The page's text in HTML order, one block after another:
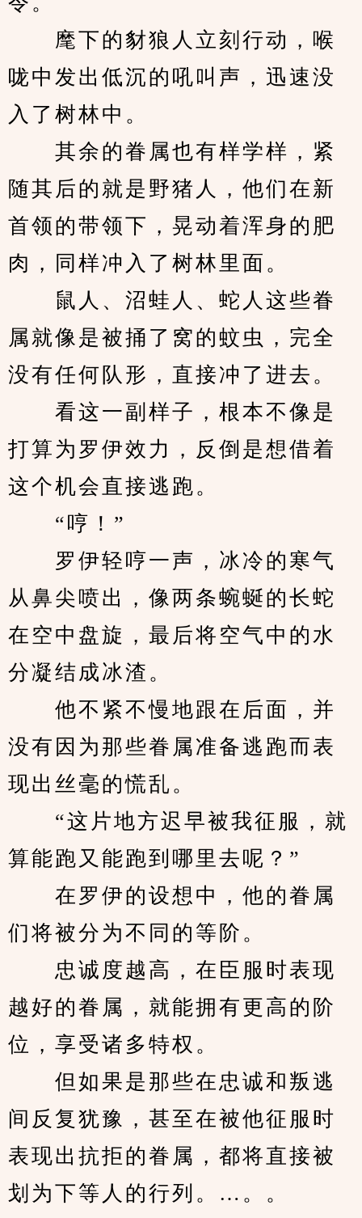
麾下的豺狼人立刻行动，喉
咙中发出低沉的吼叫声，迅速没
入了树林中。
其余的眷属也有样学样，紧
随其后的就是野猪人，他们在新
首领的带领下，晃动着浑身的肥
肉，同样冲入了树林里面。
鼠人、沼蛙人、蛇人这些眷
属就像是被捅了窝的蚊虫，完全
没有任何队形，直接冲了进去。
看这一副样子，根本不像是
打算为罗伊效力，反倒是想借着
这个机会直接逃跑。
“哼！”
罗伊轻哼一声，冰冷的寒气
从鼻尖喷出，像两条蜿蜒的长蛇
在空中盘旋，最后将空气中的水
分凝结成冰渣。
他不紧不慢地跟在后面，并
没有因为那些眷属准备逃跑而表
现出丝毫的慌乱。
“这片地方迟早被我征服，就
算能跑又能跑到哪里去呢？”
在罗伊的设想中，他的眷属
们将被分为不同的等阶。
忠诚度越高，在臣服时表现
越好的眷属，就能拥有更高的阶
位，享受诸多特权。
但如果是那些在忠诚和叛逃
间反复犹豫，甚至在被他征服时
表现出抗拒的眷属，都将直接被
划为下等人的行列。…。。